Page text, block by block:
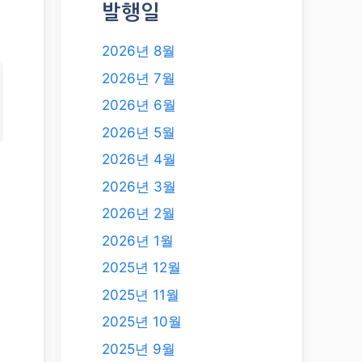
발행일
2026년 8월
2026년 7월
2026년 6월
2026년 5월
2026년 4월
2026년 3월
2026년 2월
2026년 1월
2025년 12월
2025년 11월
2025년 10월
2025년 9월